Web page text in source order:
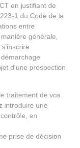
en justifiant de
1 du Code de la
entre
générale,
d'une prospection
traitement de vos
introduire une
en
prise de décision